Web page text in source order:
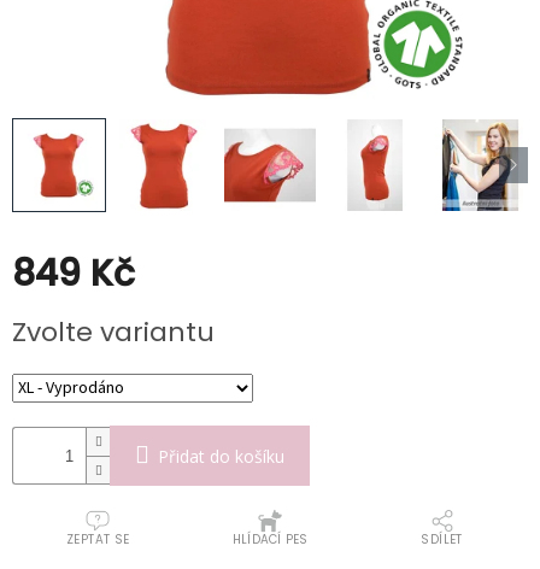
849 Kč
cena:
Zvolte variantu
Přidat do košíku
ZEPTAT SE HLÍDACÍ PES SDÍLET